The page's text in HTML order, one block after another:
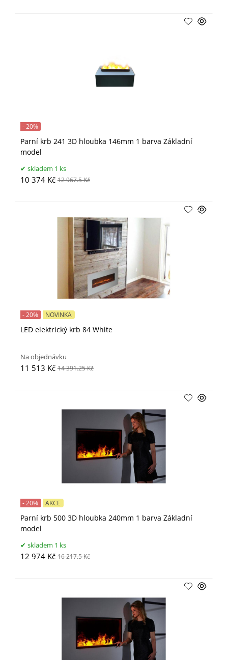
Parní krb 241 3D hloubka 146mm 1 barva Základní
model
- 20%
skladem 1 ks
10 374 Kč 12 967.5 Kč
LED elektrický krb 84 White
- 20% NOVINKA
Na objednávku
11 513 Kč 14 391.25 Kč
Parní krb 500 3D hloubka 240mm 1 barva Základní
model
- 20% AKCE
skladem 1 ks
12 974 Kč 16 217.5 Kč